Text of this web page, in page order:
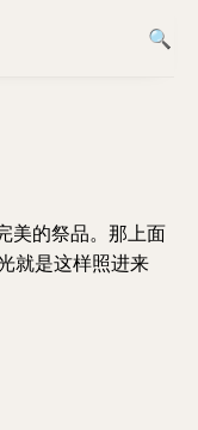
美的祭品。那上面
就是这样照进来